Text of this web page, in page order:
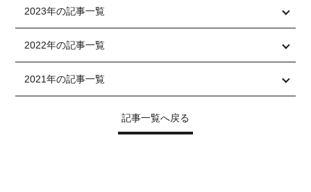
2023年の記事一覧
2022年の記事一覧
2021年の記事一覧
記事一覧へ戻る